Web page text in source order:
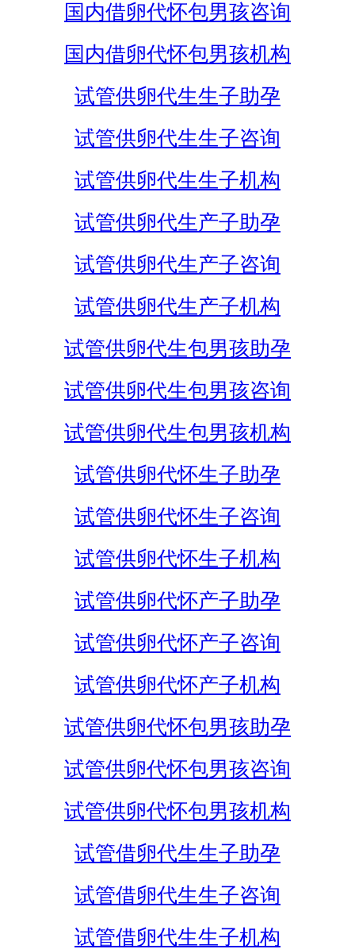
国内借卵代怀包男孩咨询
国内借卵代怀包男孩机构
试管供卵代生生子助孕
试管供卵代生生子咨询
试管供卵代生生子机构
试管供卵代生产子助孕
试管供卵代生产子咨询
试管供卵代生产子机构
试管供卵代生包男孩助孕
试管供卵代生包男孩咨询
试管供卵代生包男孩机构
试管供卵代怀生子助孕
试管供卵代怀生子咨询
试管供卵代怀生子机构
试管供卵代怀产子助孕
试管供卵代怀产子咨询
试管供卵代怀产子机构
试管供卵代怀包男孩助孕
试管供卵代怀包男孩咨询
试管供卵代怀包男孩机构
试管借卵代生生子助孕
试管借卵代生生子咨询
试管借卵代生生子机构